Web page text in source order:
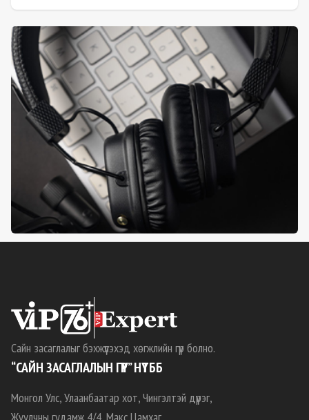
Сайн засаглалыг бэхжүүлэхэд хөгжлийн гүүр болно.
“САЙН ЗАСАГЛАЛЫН ГҮҮР” НҮТББ
Монгол Улс, Улаанбаатар хот, Чингэлтэй дүүрэг,